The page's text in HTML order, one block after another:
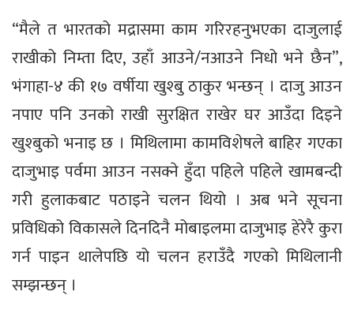
“मैले त भारतको मद्रासमा काम गरिरहनुभएका दाजुलाई
राखीको निम्ता दिए, उहाँ आउने/नआउने निधो भने छैन”,
भंगाहा-४ की १७ वर्षीया खुश्बु ठाकुर भन्छन् । दाजु आउन
नपाए पनि उनको राखी सुरक्षित राखेर घर आउँदा दिइने
खुश्बुको भनाइ छ । मिथिलामा कामविशेषले बाहिर गएका
दाजुभाइ पर्वमा आउन नसक्ने हुँदा पहिले पहिले खामबन्दी
गरी हुलाकबाट पठाइने चलन थियो । अब भने सूचना
प्रविधिको विकासले दिनदिनै मोबाइलमा दाजुभाइ हेरेरै कुरा
गर्न पाइन थालेपछि यो चलन हराउँदै गएको मिथिलानी
सम्झन्छन् ।